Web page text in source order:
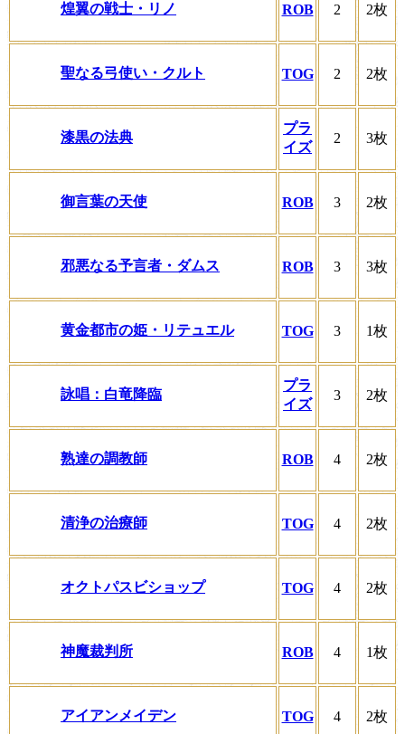
煌翼の戦士・リノ ROB 2 2枚
聖なる弓使い・クルト TOG 2 2枚
漆黒の法典
プラ
イズ
2 3枚
御言葉の天使 ROB 3 2枚
邪悪なる予言者・ダムス ROB 3 3枚
黄金都市の姫・リテュエル TOG 3 1枚
詠唱：白竜降臨
プラ
イズ
3 2枚
熟達の調教師 ROB 4 2枚
清浄の治療師 TOG 4 2枚
オクトパスビショップ TOG 4 2枚
神魔裁判所 ROB 4 1枚
アイアンメイデン TOG 4 2枚